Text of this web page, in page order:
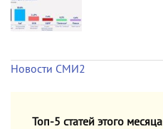
Новости СМИ2
Топ-5 статей этого месяца